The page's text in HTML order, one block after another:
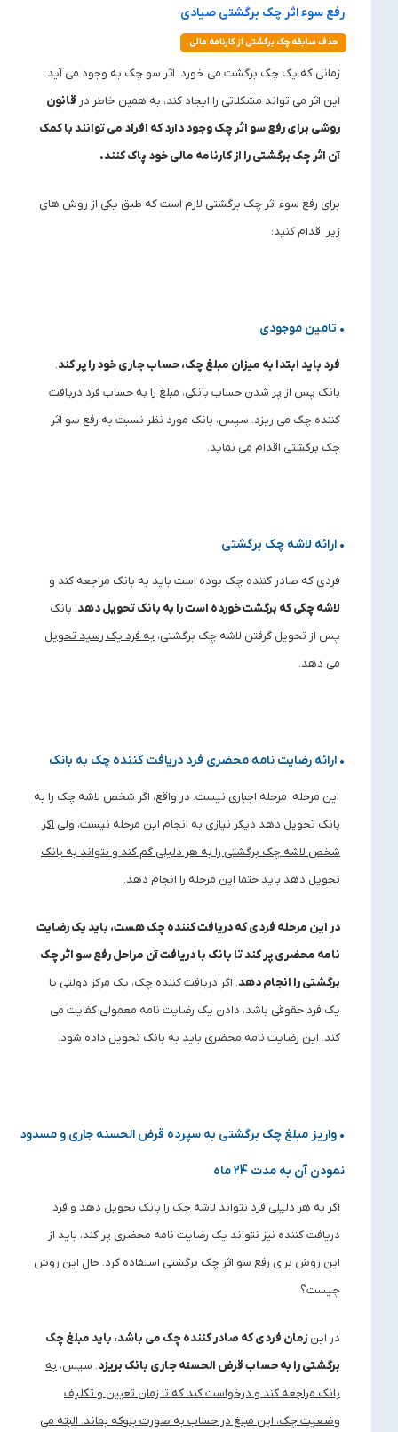
رفع سوء اثر چک برگشتی صیادی
حذف سابقه چک برگشتی از کارنامه مالی
زمانی که یک چک برگشت می خورد، اثر سو چک به وجود می آید.
این اثر می تواند مشکلاتی را ایجاد کند، به همین خاطر در قانون
روشی برای رفع سو اثر چک وجود دارد که افراد می توانند با کمک
آن اثر چک برگشتی را از کارنامه مالی خود پاک کنند.
برای رفع سوء اثر چک برگشتی لازم است که طبق یکی از روش های
زیر اقدام کنید:
• تامین موجودی
فرد باید ابتدا به میزان مبلغ چک، حساب جاری خود را پر کند.
بانک پس از پر شدن حساب بانکی، مبلغ را به حساب فرد دریافت
کننده چک می ریزد. سپس، بانک مورد نظر نسبت به رفع سو اثر
چک برگشتی اقدام می نماید.
• ارائه لاشه چک برگشتی
فردی که صادر کننده چک بوده است باید به بانک مراجعه کند و
لاشه چکی که برگشت خورده است را به بانک تحویل دهد. بانک
پس از تحویل گرفتن لاشه چک برگشتی، به فرد یک رسید تحویل
می دهد.
• ارائه رضایت نامه محضری فرد دریافت کننده چک به بانک
این مرحله، مرحله اجباری نیست. در واقع، اگر شخص لاشه چک را به
بانک تحویل دهد دیگر نیازی به انجام این مرحله نیست، ولی اگر
شخص لاشه چک برگشتی را به هر دلیلی گم کند و نتواند به بانک
تحویل دهد باید حتما این مرحله را انجام دهد.
در این مرحله فردی که دریافت کننده چک هست، باید یک رضایت
نامه محضری پر کند تا بانک با دریافت آن مراحل رفع سو اثر چک
برگشتی را انجام دهد. اگر دریافت کننده چک، یک مرکز دولتی یا
یک فرد حقوقی باشد، دادن یک رضایت نامه معمولی کفایت می
کند. این رضایت نامه محضری باید به بانک تحویل داده شود.
• واریز مبلغ چک برگشتی به سپرده قرض الحسنه جاری و مسدود
نمودن آن به مدت 24 ماه
اگر به هر دلیلی فرد نتواند لاشه چک را بانک تحویل دهد و فرد
دریافت کننده نیز نتواند یک رضایت نامه محضری پر کند، باید از
این روش برای رفع سو اثر چک برگشتی استفاده کرد. حال این روش
چیست؟
در این زمان فردی که صادر کننده چک می باشد، باید مبلغ چک
برگشتی را به حساب قرض الحسنه جاری بانک بریزد. سپس، به
بانک مراجعه کند و درخواست کند که تا زمان تعیین و تکلیف
وضعیت چک، این مبلغ در حساب به صورت بلوکه بماند. البته می